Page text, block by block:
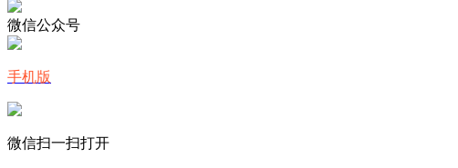
微信公众号
手机版
微信扫一扫打开